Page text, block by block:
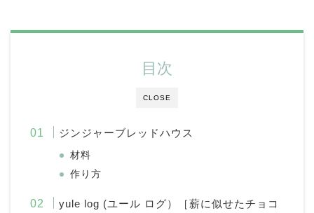
CLOSE
目次
ジンジャーブレッドハウス
材料
作り方
yule log (ユール ログ）［薪に似せたチョコ